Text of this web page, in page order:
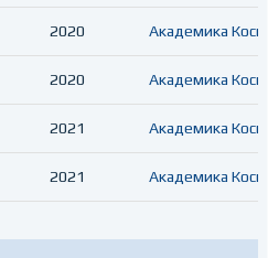
2020 Академика
2020 Академика
2021 Академика
2021 Академика